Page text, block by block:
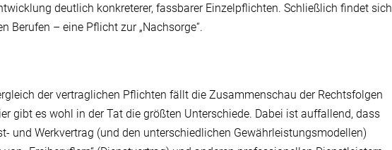
deutlich konkreterer, fassbarer Einzelpflichten. Schließlich findet sich
Berufen – eine Pflicht zur „Nachsorge“.
der vertraglichen Pflichten fällt die Zusammenschau der Rechtsfolgen
gibt es wohl in der Tat die größten Unterschiede. Dabei ist auffallend, dass
und Werkvertrag (und den unterschiedlichen Gewährleistungsmodellen)